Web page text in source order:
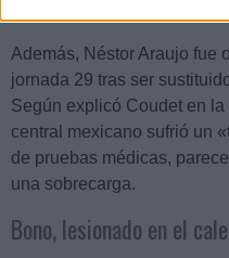
Además, Néstor Araujo fue
jornada 29 tras ser
Según explicó Coudet en la
central mexicano sufrió un
de pruebas médicas,
una sobrecarga.
Bono, lesionado en el